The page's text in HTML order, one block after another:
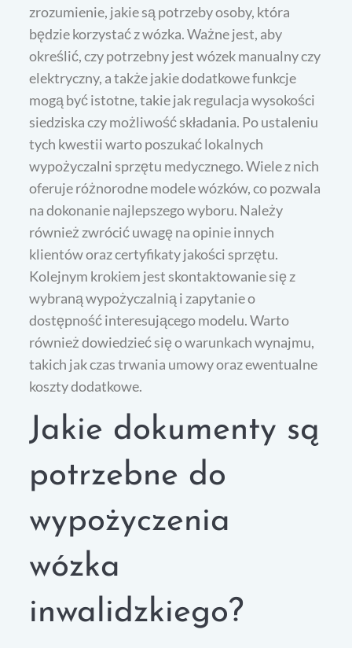
zrozumienie, jakie są potrzeby osoby, która
będzie korzystać z wózka. Ważne jest, aby
określić, czy potrzebny jest wózek manualny czy
elektryczny, a także jakie dodatkowe funkcje
mogą być istotne, takie jak regulacja wysokości
siedziska czy możliwość składania. Po ustaleniu
tych kwestii warto poszukać lokalnych
wypożyczalni sprzętu medycznego. Wiele z nich
oferuje różnorodne modele wózków, co pozwala
na dokonanie najlepszego wyboru. Należy
również zwrócić uwagę na opinie innych
klientów oraz certyfikaty jakości sprzętu.
Kolejnym krokiem jest skontaktowanie się z
wybraną wypożyczalnią i zapytanie o
dostępność interesującego modelu. Warto
również dowiedzieć się o warunkach wynajmu,
takich jak czas trwania umowy oraz ewentualne
koszty dodatkowe.
Jakie dokumenty są
potrzebne do
wypożyczenia
wózka
inwalidzkiego?